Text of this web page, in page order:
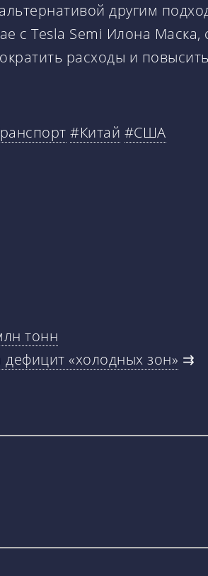
другим
с Tesla Semi Илона
расходы и
#Китай #США
тонн
«холодных зон» ⇉